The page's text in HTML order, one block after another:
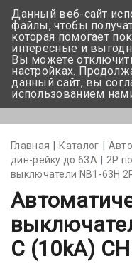
Главная Каталог
дин-рейку до 63А
2Р
выключатели NB1-63H
C (10kA)
Данный веб-сайт
файлы, чтобы
которая помогает
интересные и
Вы можете
настройках.
данный сайт, вы
использованием